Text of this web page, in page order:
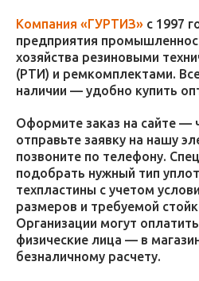
Компания «ГУРТИЗ» с 1997
предприятия
хозяйства резиновыми
(РТИ) и ремкомплектами.
наличии — удобно купить
Оформите заказ на сайте —
отправьте заявку на нашу
позвоните по телефону.
подобрать нужный тип
техпластины с учетом
размеров и требуемой
Организации могут
физические лица — в
безналичному расчету.